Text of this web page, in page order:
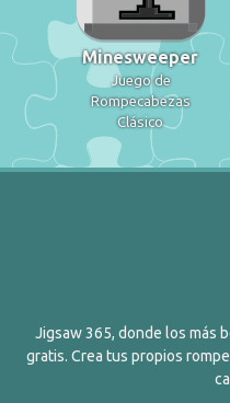
Minesweeper
Juego de
Rompecabezas
Clásico
Jigsaw 365, donde los más
gratis. Crea tus propios